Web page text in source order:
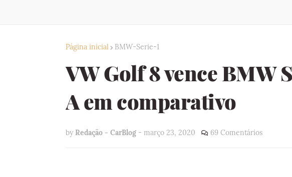
Página inicial BMW-Serie-1
VW Golf 8 vence BMW
A em comparativo
by Redação - CarBlog - março 23, 2020 69 Comentários